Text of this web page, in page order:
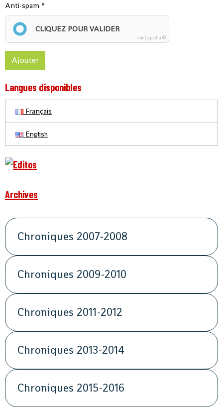
Anti-spam
CLIQUEZ POUR VALIDER
IconCaptcha ©
Ajouter
Langues disponibles
Français
English
Archives
Chroniques 2007-2008
Chroniques 2009-2010
Chroniques 2011-2012
Chroniques 2013-2014
Chroniques 2015-2016